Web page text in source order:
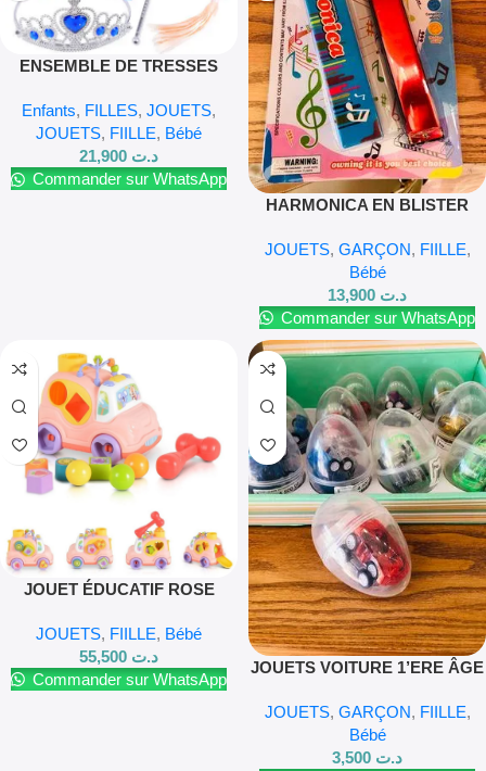
ENSEMBLE DE TRESSES
PRINCESSE DE CONTE DE
FÉES, SCEPTRE
Enfants, FILLES, JOUETS,
JOUETS, FIILLE, Bébé
د.ت
Commander sur WhatsApp
HARMONICA EN BLISTER
JOUETS, GARÇON, FIILLE,
Bébé
د.ت
Commander sur WhatsApp
JOUET ÉDUCATIF ROSE
UNE BOÎTE
JOUETS, FIILLE, Bébé
د.ت
Commander sur WhatsApp
JOUETS VOITURE 1’ERE ÂGE
JOUETS, GARÇON, FIILLE,
Bébé
د.ت